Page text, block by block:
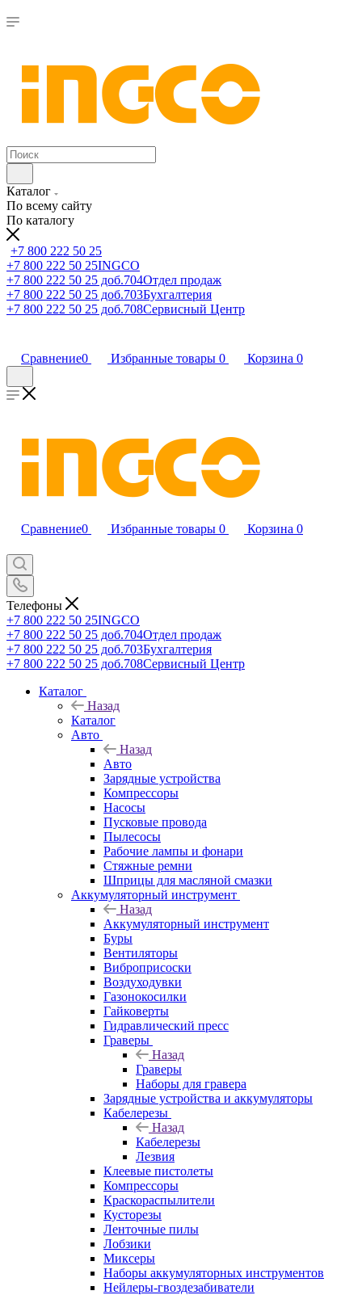
Каталог
По всему сайту
По каталогу
+7 800 222 50 25
+7 800 222 50 25INGCO
+7 800 222 50 25 доб.704Отдел продаж
+7 800 222 50 25 доб.703Бухгалтерия
+7 800 222 50 25 доб.708Сервисный Центр
Сравнение0 Избранные товары 0 Корзина 0
Сравнение0 Избранные товары 0 Корзина 0
Телефоны
+7 800 222 50 25INGCO
+7 800 222 50 25 доб.704Отдел продаж
+7 800 222 50 25 доб.703Бухгалтерия
+7 800 222 50 25 доб.708Сервисный Центр
Каталог
Назад
Каталог
Авто
Назад
Авто
Зарядные устройства
Компрессоры
Насосы
Пусковые провода
Пылесосы
Рабочие лампы и фонари
Стяжные ремни
Шприцы для масляной смазки
Аккумуляторный инструмент
Назад
Аккумуляторный инструмент
Буры
Вентиляторы
Виброприсоски
Воздуходувки
Газонокосилки
Гайковерты
Гидравлический пресс
Граверы
Назад
Граверы
Наборы для гравера
Зарядные устройства и аккумуляторы
Кабелерезы
Назад
Кабелерезы
Лезвия
Клеевые пистолеты
Компрессоры
Краскораспылители
Кусторезы
Ленточные пилы
Лобзики
Миксеры
Наборы аккумуляторных инструментов
Нейлеры-гвоздезабиватели